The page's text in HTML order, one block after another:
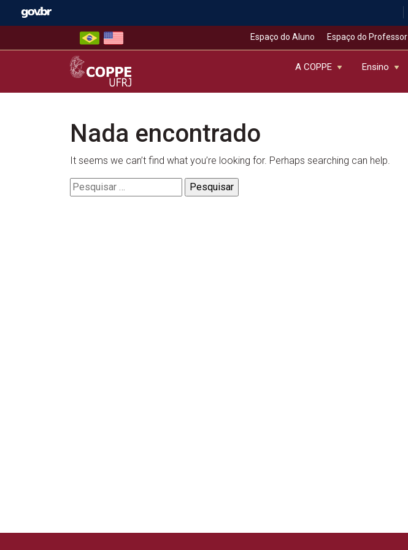
Espaço do Aluno Espaço do Professor
COPPE – UFRJ
A COPPE Ensino
Nada encontrado
It seems we can’t find what you’re looking for. Perhaps searching can help.
Pesquisar
por: